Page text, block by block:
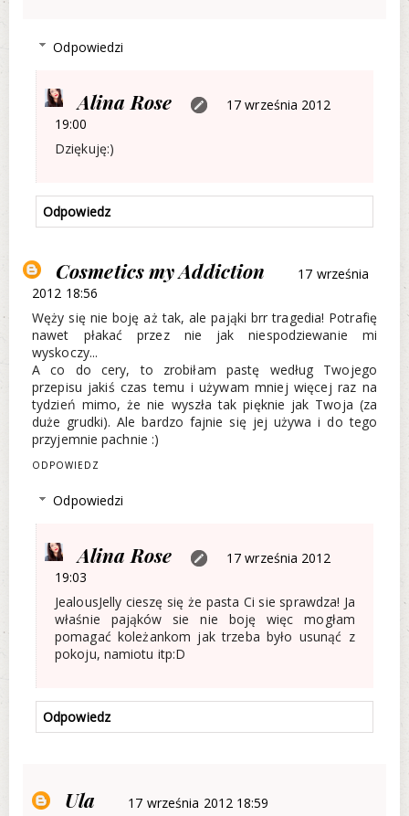
Odpowiedzi
Alina Rose
17 września 2012
19:00
Dziękuję:)
Odpowiedz
Cosmetics my Addiction
17 września
2012 18:56
Węży się nie boję aż tak, ale pająki brr tragedia! Potrafię
nawet płakać przez nie jak niespodziewanie mi
wyskoczy...
A co do cery, to zrobiłam pastę według Twojego
przepisu jakiś czas temu i używam mniej więcej raz na
tydzień mimo, że nie wyszła tak pięknie jak Twoja (za
duże grudki). Ale bardzo fajnie się jej używa i do tego
przyjemnie pachnie :)
ODPOWIEDZ
Odpowiedzi
Alina Rose
17 września 2012
19:03
JealousJelly cieszę się że pasta Ci sie sprawdza! Ja
właśnie pająków sie nie boję więc mogłam
pomagać koleżankom jak trzeba było usunąć z
pokoju, namiotu itp:D
Odpowiedz
Ula
17 września 2012 18:59